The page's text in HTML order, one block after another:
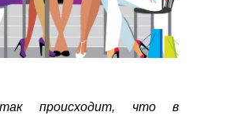
происходит, что в